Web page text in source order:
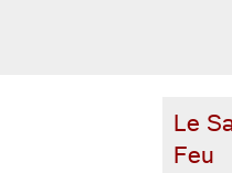
Le
Feu